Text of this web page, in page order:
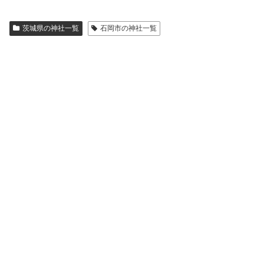
茨城県の神社一覧 石岡市の神社一覧